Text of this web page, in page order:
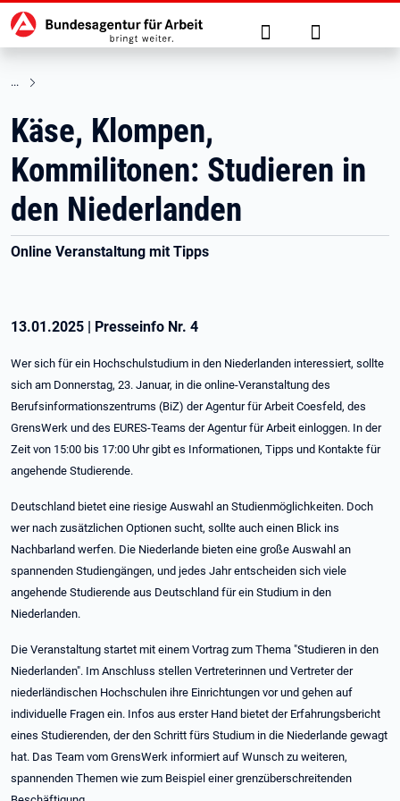
zu den Hauptinhalten springen
Hauptnavigation Suche Anmelden
Käse, Klompen,
Kommilitonen: Studieren in
den Niederlanden
Online Veranstaltung mit Tipps
13.01.2025 | Presseinfo Nr. 4
Wer sich für ein Hochschulstudium in den Niederlanden interessiert, sollte
sich am Donnerstag, 23. Januar, in die online-Veranstaltung des
Berufsinformationszentrums (BiZ) der Agentur für Arbeit Coesfeld, des
GrensWerk und des EURES-Teams der Agentur für Arbeit einloggen. In der
Zeit von 15:00 bis 17:00 Uhr gibt es Informationen, Tipps und Kontakte für
angehende Studierende.
Deutschland bietet eine riesige Auswahl an Studienmöglichkeiten. Doch
wer nach zusätzlichen Optionen sucht, sollte auch einen Blick ins
Nachbarland werfen. Die Niederlande bieten eine große Auswahl an
spannenden Studiengängen, und jedes Jahr entscheiden sich viele
angehende Studierende aus Deutschland für ein Studium in den
Niederlanden.
Die Veranstaltung startet mit einem Vortrag zum Thema "Studieren in den
Niederlanden". Im Anschluss stellen Vertreterinnen und Vertreter der
niederländischen Hochschulen ihre Einrichtungen vor und gehen auf
individuelle Fragen ein. Infos aus erster Hand bietet der Erfahrungsbericht
eines Studierenden, der den Schritt fürs Studium in die Niederlande gewagt
hat. Das Team vom GrensWerk informiert auf Wunsch zu weiteren,
spannenden Themen wie zum Beispiel einer grenzüberschreitenden